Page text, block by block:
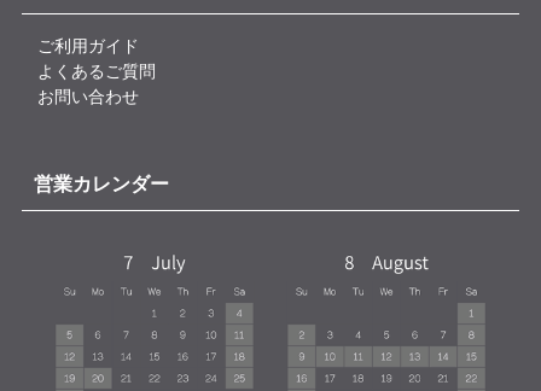
ご利用ガイド
よくあるご質問
お問い合わせ
営業カレンダー